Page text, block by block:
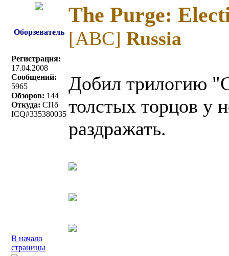
Оборзеватель
Регистрация:
17.04.2008
Сообщений:
5965
Обзоров: 144
Откуда: СПб
ICQ#335380035
The Purge:
[ABC] Russia
Добил трилогию
толстых торцов у
раздражать.
В начало
страницы